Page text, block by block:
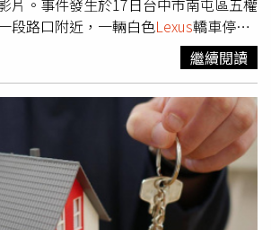
片。事件發生於17日台中市南屯區五權
段路口附近，一輛白色Lexus轎車停放
據整個通行空間，導致一名使用輪椅的
繼續前進。拍攝民眾發現後上前詢問婦
道，並表示將蒐證檢舉。不過婦人面對
對方「你在拍什麼！」，接著又表示
麼了嗎？」試圖合理化自己的行為。影
語反擊，還伸手拍打拍攝者手機，企圖
過程中，婦人情緒激動，多次出言指責
過教育」、「爸媽沒在教」等話語辱罵
一度要求拍攝者留在現場等待警方到場
繼續閱讀